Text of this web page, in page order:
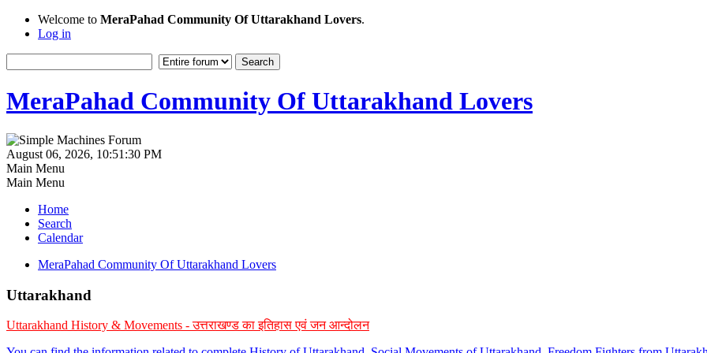
Welcome to MeraPahad Community Of Uttarakhand Lovers.
Log in
MeraPahad Community Of Uttarakhand Lovers
August 06, 2026, 10:51:30 PM
Main Menu
Main Menu
Home
Search
Calendar
MeraPahad Community Of Uttarakhand Lovers
Uttarakhand
Uttarakhand History & Movements - उत्तराखण्ड का इतिहास एवं जन आन्दोलन